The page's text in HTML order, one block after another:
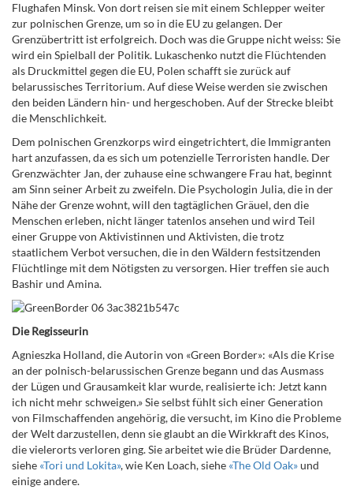
Flughafen Minsk. Von dort reisen sie mit einem Schlepper weiter
zur polnischen Grenze, um so in die EU zu gelangen. Der
Grenzübertritt ist erfolgreich. Doch was die Gruppe nicht weiss: Sie
wird ein Spielball der Politik. Lukaschenko nutzt die Flüchtenden
als Druckmittel gegen die EU, Polen schafft sie zurück auf
belarussisches Territorium. Auf diese Weise werden sie zwischen
den beiden Ländern hin- und hergeschoben. Auf der Strecke bleibt
die Menschlichkeit.
Dem polnischen Grenzkorps wird eingetrichtert, die Immigranten
hart anzufassen, da es sich um potenzielle Terroristen handle. Der
Grenzwächter Jan, der zuhause eine schwangere Frau hat, beginnt
am Sinn seiner Arbeit zu zweifeln. Die Psychologin Julia, die in der
Nähe der Grenze wohnt, will den tagtäglichen Gräuel, den die
Menschen erleben, nicht länger tatenlos ansehen und wird Teil
einer Gruppe von Aktivistinnen und Aktivisten, die trotz
staatlichem Verbot versuchen, die in den Wäldern festsitzenden
Flüchtlinge mit dem Nötigsten zu versorgen. Hier treffen sie auch
Bashir und Amina.
Die Regisseurin
Agnieszka Holland, die Autorin von «Green Border»: «Als die Krise
an der polnisch-belarussischen Grenze begann und das Ausmass
der Lügen und Grausamkeit klar wurde, realisierte ich: Jetzt kann
ich nicht mehr schweigen.» Sie selbst fühlt sich einer Generation
von Filmschaffenden angehörig, die versucht, im Kino die Probleme
der Welt darzustellen, denn sie glaubt an die Wirkkraft des Kinos,
die vielerorts verloren ging. Sie arbeitet wie die Brüder Dardenne,
siehe «Tori und Lokita», wie Ken Loach, siehe «The Old Oak»und
einige andere.